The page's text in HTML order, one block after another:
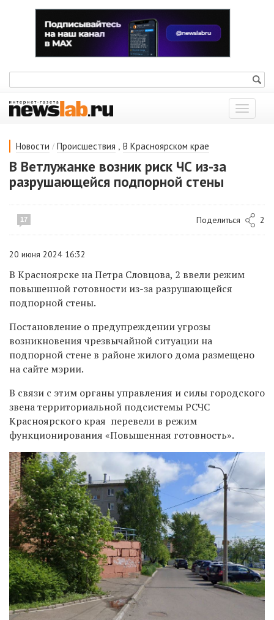
Показать
меню
Новости / Происшествия , В Красноярском крае
В Ветлужанке возник риск ЧС из-за
разрушающейся подпорной стены
17 Поделиться 2
20 июня 2024 16:32
В Красноярске на Петра Словцова, 2 ввели режим
повышенной готовности из-за разрушающейся
подпорной стены.
Постановление о предупреждении угрозы
возникновения чрезвычайной ситуации на
подпорной стене в районе жилого дома размещено
на сайте мэрии.
В связи с этим органы управления и силы городского
звена территориальной подсистемы РСЧС
Красноярского края перевели в режим
функционирования «Повышенная готовность».